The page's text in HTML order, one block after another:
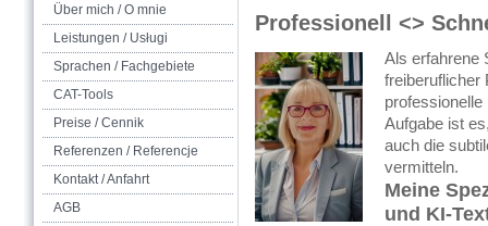
Über mich / O mnie
Leistungen / Usługi
Sprachen / Fachgebiete
CAT-Tools
Preise / Cennik
Referenzen / Referencje
Kontakt / Anfahrt
AGB
Professionell <>
Als erfahrene
freiberuflicher
Aufgabe ist
auch die
vermitteln.
Meine
und KI-